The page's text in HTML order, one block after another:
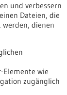
und verbessern
Dateien, die
dienen
wie
zugänglich